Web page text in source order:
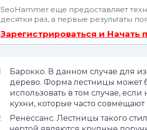
SeoHammer еще предоставляет
десятки раз, а первые результаты
Зарегистрироваться и Начать
Барокко. В данном случае для
дерево. Форма лестницы может
использовать в том случае,
кухни, которые часто
Ренессанс. Лестницы такого